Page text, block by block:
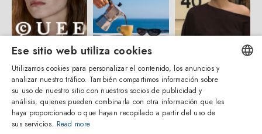
ENGLISH
ITALIAN
Ese sitio web utiliza cookies
Utilizamos cookies para personalizar el contenido, los anuncios y
analizar nuestro tráfico. También compartimos información sobre
su uso de nuestro sitio con nuestros socios de publicidad y
análisis, quienes pueden combinarla con otra información que les
haya proporcionado o que hayan recopilado a partir del uso de
sus servicios. Read more